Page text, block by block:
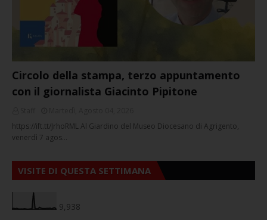
Circolo della stampa, terzo appuntamento
con il giornalista Giacinto Pipitone
https://ift.tt/JrhoRML Al Giardino del Museo Diocesano di Agrigento,
venerdì 7 agos…
VISITE DI QUESTA SETTIMANA
9,938